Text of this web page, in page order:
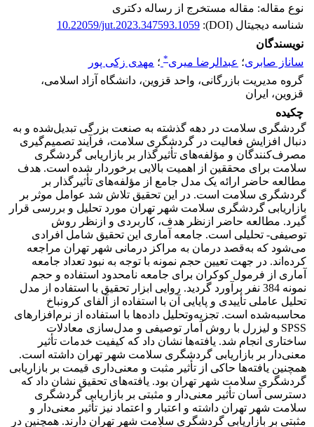
نوع مقاله: مقاله مستخرج از رساله دکتری
شناسه دیجیتال (DOI):
10.22059/jut.2023.347593.1059
نویسندگان
ساناز صابری؛ عبدالرضا میری* ؛ مهدی زکی پور
گروه مدیریت بازرگانی، واحد قزوین، دانشگاه آزاد اسلامی،
قزوین، ایران
چکیده
گردشگری سلامت در دهه گذشته به صنعت بزرگی تبدیل‌شده و به
دنبال افزایش فعالیت در گردشگری سلامت، فرآیند تصمیم‌گیری
مصرف‌کنندگان و مؤلفه‌های تأثیرگذار بر بازاریابی گردشگری
سلامت برای محققین از اهمیت بالایی برخوردار شده است. هدف
مطالعه حاضر ارائه یک مدل جامع از مؤلفه‌های تأثیرگذار بر
گردشگری سلامت است. در این تحقیق تلاش شد عوامل موثر بر
بازاریابی گردشگری سلامت شهر تهران مورد تحلیل و بررسی قرار
گیرد. مطالعه حاضر ازنظر هدف، کاربردی و ازنظر روش
توصیفی- تحلیلی است. جامعه آماری این تحقیق شامل افرادی
می‌شود که به‌قصد درمان به مراکز درمانی شهر تهران مراجعه
کرده‌اند. در جهت تعیین حجم نمونه با توجه به نبود تعداد جامعه
آماری از فرمول کوکران برای جامعه نامحدود استفاده و حجم
نمونه 384 نفر برآورد گردید. روایی ابزار تحقیق با استفاده از مدل
تحلیل عاملی تأییدی و پایایی آن با استفاده از آلفای کرونباخ
محاسبه‌شده است. تجزیه‌وتحلیل داده‌ها با استفاده از نرم‌افزارهای
SPSS و لیزرل با روش آمار توصیفی و مدل‌سازی معادلات
ساختاری انجام شد. یافته‌ها نشان داد که کیفیت خدمات تأثیر
معنی‌دار بر بازاریابی گردشگری سلامت شهر تهران داشته است.
همچنین یافته‌ها حاکی از تأثیر مثبت و معنی‌داری قیمت بر بازاریابی
گردشگری سلامت شهر تهران بود. یافته‌های تحقیق نشان داد که
دسترسی آسان تأثیر معنی‌دار و مثبتی بر بازاریابی گردشگری
سلامت شهر تهران داشته و اعتبار و اعتماد نیز تأثیر معنی‌دار و
مثبتی بر بازاریابی گردشگری سلامت شهر تهران دارند. همچنین در